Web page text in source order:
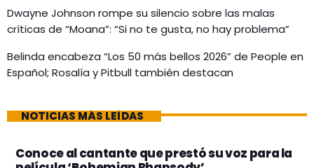
Dwayne Johnson rompe su silencio sobre las malas
críticas de “Moana”: “Si no te gusta, no hay problema”
Belinda encabeza “Los 50 más bellos 2026” de People en
Español; Rosalía y Pitbull también destacan
NOTICIAS MÁS LEÍDAS
Conoce al cantante que prestó su voz para la